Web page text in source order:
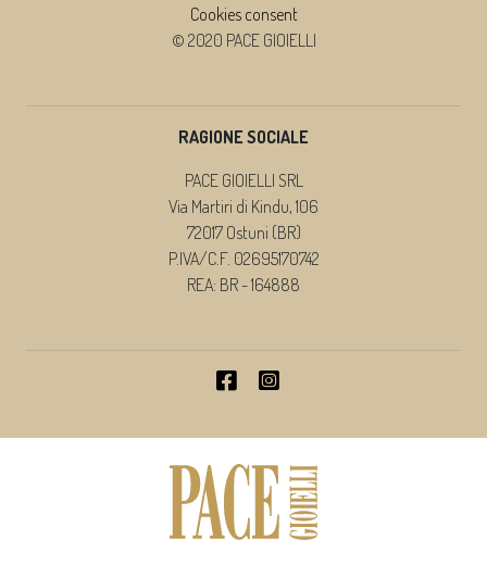
Cookies consent
© 2020 PACE GIOIELLI
RAGIONE SOCIALE
PACE GIOIELLI SRL
Via Martiri di Kindu, 106
72017 Ostuni (BR)
P.IVA/C.F. 02695170742
REA: BR - 164888